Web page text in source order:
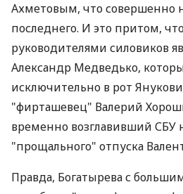
Ахметовым, что совершенно
последнего. И это притом,
руководителями силовиков
Александр Медведько,
исключительно в рот
"фирташевец" Валерий
временно возглавивший СБУ
"прощального" отпуска
Правда, Богатырева с